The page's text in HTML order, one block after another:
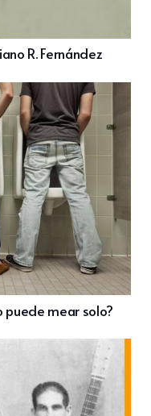
R. Fernández
puede mear solo?